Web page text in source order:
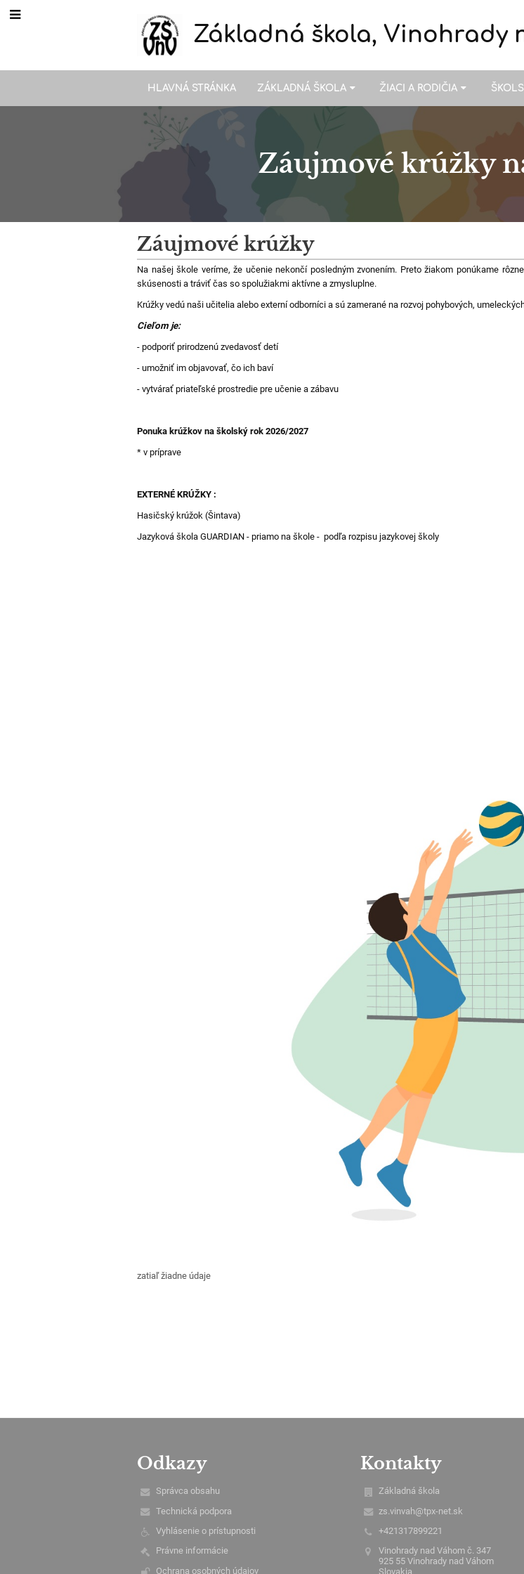
Základná škola, Vinohrady
HLAVNÁ STRÁNKA ZÁKLADNÁ ŠKOLA ŽIACI A RODIČIA
Záujmové krúžky
Záujmové
krúžky
na
našej
škole
Záujmové krúžky
Na našej škole veríme, že učenie nekončí posledným zvonením. Preto žiakom ponúkame
skúsenosti a tráviť čas so spolužiakmi aktívne a zmysluplne.
Krúžky vedú naši učitelia alebo externí odborníci a sú zamerané na rozvoj pohybových,
Cieľom je:
- podporiť prirodzenú zvedavosť detí
- umožniť im objavovať, čo ich baví
- vytvárať priateľské prostredie pre učenie a zábavu
Ponuka krúžkov na školský rok 2026/2027
* v príprave
EXTERNÉ KRÚŽKY :
Hasičský krúžok (Šintava)
Jazyková škola GUARDIAN - priamo na škole - podľa rozpisu jazykovej školy
zatiaľ žiadne údaje
Odkazy
Správca obsahu
Technická podpora
Vyhlásenie o prístupnosti
Právne informácie
Ochrana osobných údajov
Kontakty
Základná škola
zs.vinvah@tpx-net.sk
+421317899221
Vinohrady nad Váhom č. 347
925 55 Vinohrady nad Váhom
Slovakia